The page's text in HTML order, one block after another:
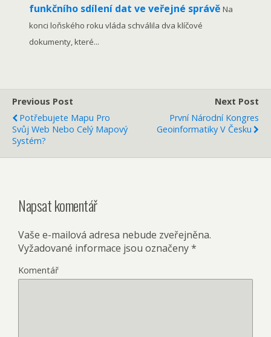
funkčního sdílení dat ve veřejné správěNa
konci loňského roku vláda schválila dva klíčové
dokumenty, které...
Previous Post
Potřebujete Mapu Pro
Svůj Web Nebo Celý Mapový
Systém?
Next Post
První Národní Kongres
Geoinformatiky V Česku
Napsat komentář
Vaše e-mailová adresa nebude zveřejněna.
Vyžadované informace jsou označeny*
Komentář